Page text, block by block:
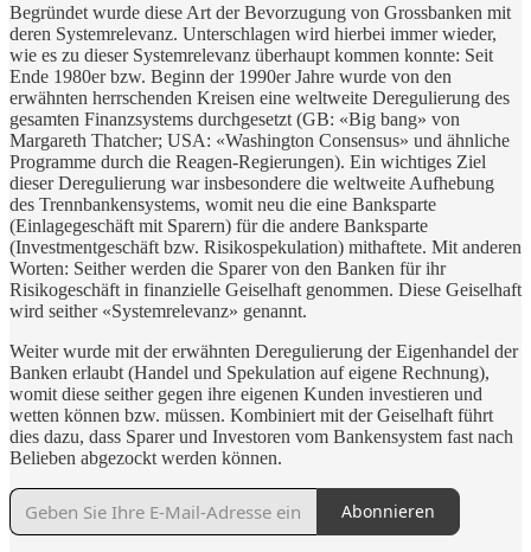
Begründet wurde diese Art der Bevorzugung von Grossbanken mit
deren Systemrelevanz. Unterschlagen wird hierbei immer wieder,
wie es zu dieser Systemrelevanz überhaupt kommen konnte: Seit
Ende 1980er bzw. Beginn der 1990er Jahre wurde von den
erwähnten herrschenden Kreisen eine weltweite Deregulierung des
gesamten Finanzsystems durchgesetzt (GB: «Big bang» von
Margareth Thatcher; USA: «Washington Consensus» und ähnliche
Programme durch die Reagen-Regierungen). Ein wichtiges Ziel
dieser Deregulierung war insbesondere die weltweite Aufhebung
des Trennbankensystems, womit neu die eine Banksparte
(Einlagegeschäft mit Sparern) für die andere Banksparte
(Investmentgeschäft bzw. Risikospekulation) mithaftete. Mit anderen
Worten: Seither werden die Sparer von den Banken für ihr
Risikogeschäft in finanzielle Geiselhaft genommen. Diese Geiselhaft
wird seither «Systemrelevanz» genannt.
Weiter wurde mit der erwähnten Deregulierung der Eigenhandel der
Banken erlaubt (Handel und Spekulation auf eigene Rechnung),
womit diese seither gegen ihre eigenen Kunden investieren und
wetten können bzw. müssen. Kombiniert mit der Geiselhaft führt
dies dazu, dass Sparer und Investoren vom Bankensystem fast nach
Belieben abgezockt werden können.
Abonnieren